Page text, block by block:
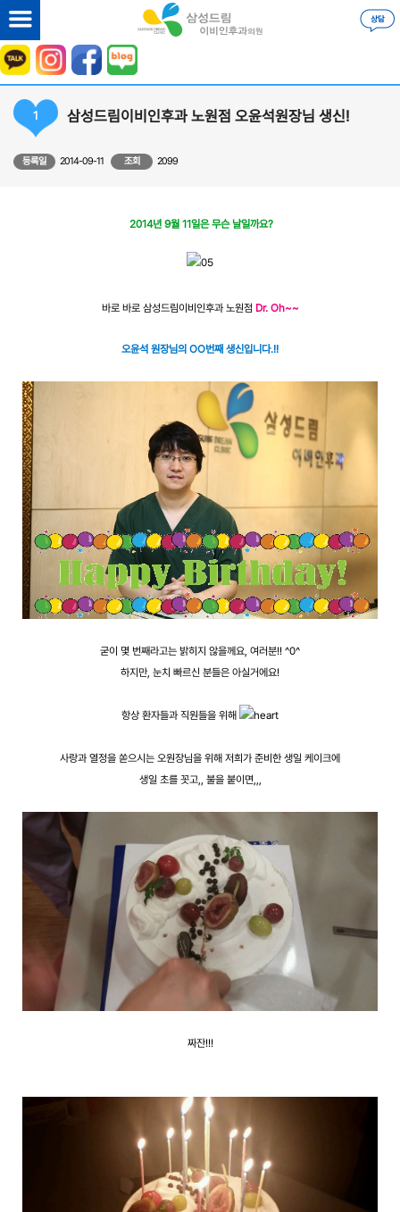
1 삼성드림이비인후과 노원점 오윤석원장님 생신!
등록일 2014-09-11 조회 2099
2014년 9월 11일은 무슨 날일까요?
바로 바로 삼성드림이비인후과 노원점 Dr. Oh~~
오윤석 원장님의 OO번째 생신입니다.!!
굳이 몇 번째라고는 밝히지 않을께요, 여러분!! ^0^
하지만, 눈치 빠르신 분들은 아실거에요!
항상 환자들과 직원들을 위해
사랑과 열정을 쏟으시는 오원장님을 위해 저희가 준비한 생일 케이크에
생일 초를 꼿고,, 불을 붙이면,,,
짜잔!!!